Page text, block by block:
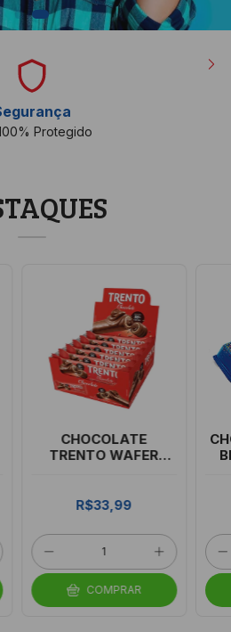
Protegido
CHOCOLATE
TRENTO WAFER
R$33,99
COMPRAR